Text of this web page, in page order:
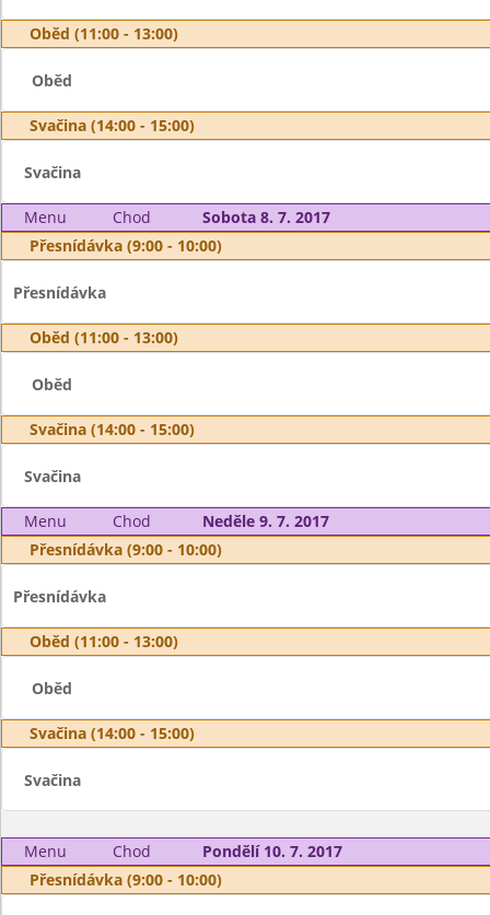
Oběd (11:00 - 13:00)
Oběd
Svačina (14:00 - 15:00)
Svačina
Menu Chod
Sobota 8. 7. 2017
Přesnídávka (9:00 - 10:00)
Přesnídávka
Oběd (11:00 - 13:00)
Oběd
Svačina (14:00 - 15:00)
Svačina
Menu Chod
Neděle 9. 7. 2017
Přesnídávka (9:00 - 10:00)
Přesnídávka
Oběd (11:00 - 13:00)
Oběd
Svačina (14:00 - 15:00)
Svačina
Menu Chod
Pondělí 10. 7. 2017
Přesnídávka (9:00 - 10:00)